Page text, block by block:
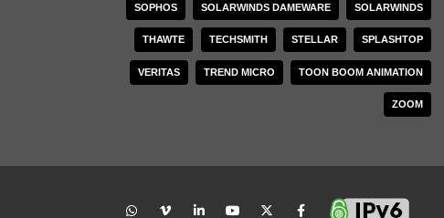
מחשבון ימי רישוי: הכלי החיוני לניהול חכם של רישיונות תוכנה
השוואת גרסאות Deep Freeze
SOLARWINDS
SOLARWINDS DAMEWARE
SOPHOS
SPLASHTOP
STELLAR
TECHSMITH
THAWTE
TOON BOOM ANIMATION
TREND MICRO
VERITAS
ZOOM